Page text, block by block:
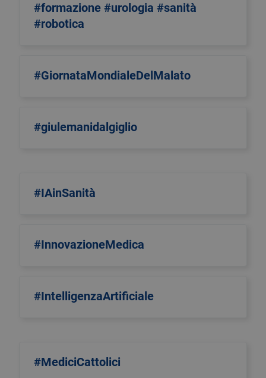
#formazione #urologia #sanità
#robotica
#GiornataMondialeDelMalato
#giulemanidalgiglio
#IAinSanità
#InnovazioneMedica
#IntelligenzaArtificiale
#MediciCattolici